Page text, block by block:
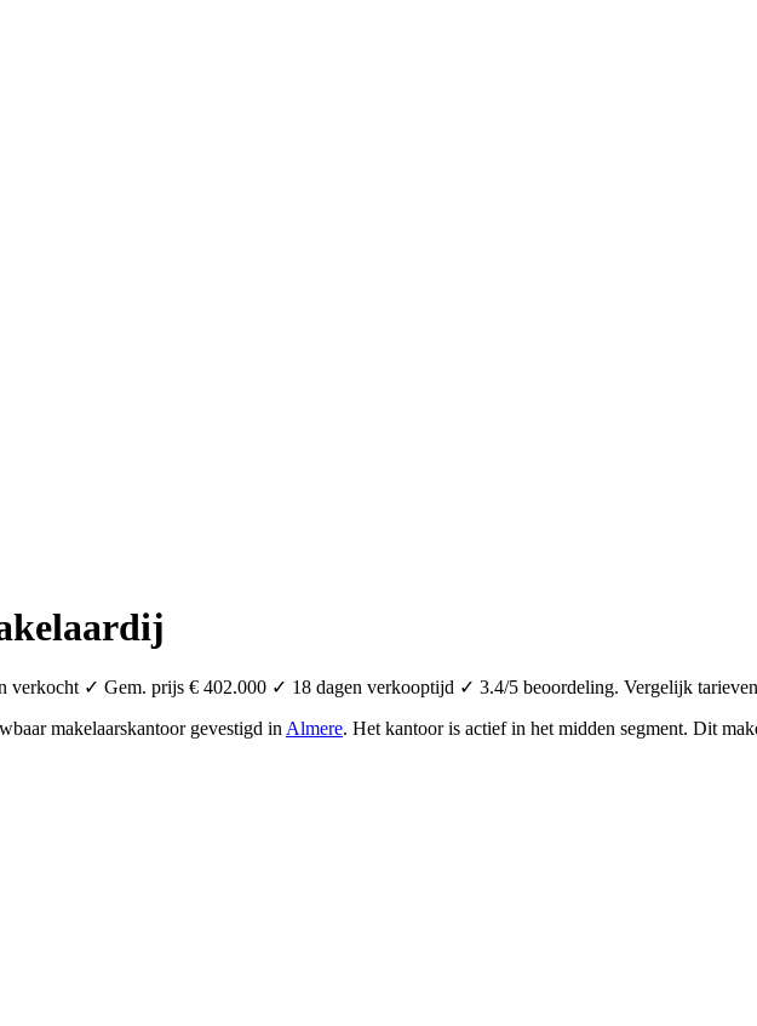
verkocht ✓ Gem. prijs € 402.000 ✓ 18 dagen verkooptijd ✓ 3.4/5 beoordeling. Vergelijk
makelaarskantoor gevestigd in Almere. Het kantoor is actief in het midden segment. Dit